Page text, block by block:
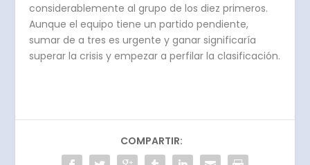
considerablemente al grupo de los diez primeros.
Aunque el equipo tiene un partido pendiente,
sumar de a tres es urgente y ganar significaría
superar la crisis y empezar a perfilar la clasificación.
COMPARTIR: